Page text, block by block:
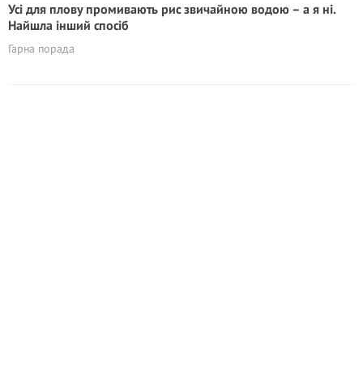
Усі для плову промивають рис звичайною водою – а я ні.
Найшла інший спосіб
Гарна порада